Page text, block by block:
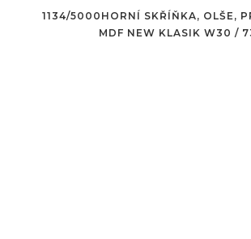
1134/5000HORNÍ SKŘÍŇKA, OLŠE,
MDF NEW KLASIK W30 /